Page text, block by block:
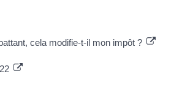
cela modifie-t-il mon impôt ?